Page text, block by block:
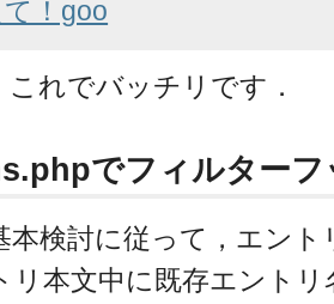
！goo
これでバッチリです．
でフィルターフ
本検討に従って，エント
リ本文中に既存エント